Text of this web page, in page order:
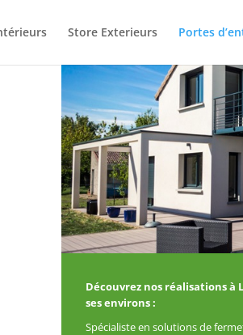
Store Exterieurs Portes
Découvrez nos réalisations à
ses environs :
Spécialiste en solutions de